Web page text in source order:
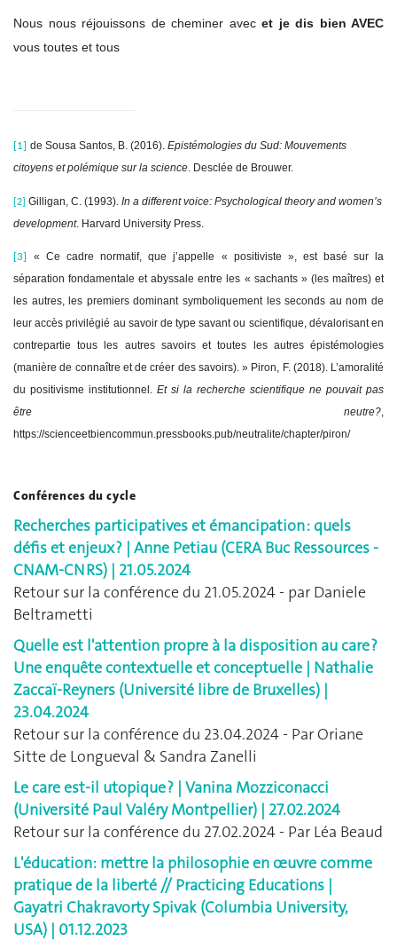
Nous nous réjouissons de cheminer avec et je dis bien AVEC
vous toutes et tous
[1] de Sousa Santos, B. (2016). Epistémologies du Sud: Mouvements
citoyens et polémique sur la science. Desclée de Brouwer.
[2] Gilligan, C. (1993). In a different voice: Psychological theory and women’s
development. Harvard University Press.
[3]
« Ce cadre normatif, que j’appelle « positiviste », est basé sur la
séparation fondamentale et abyssale entre les « sachants » (les maîtres) et
les autres, les premiers dominant symboliquement les seconds au nom de
leur accès privilégié au savoir de type savant ou scientifique, dévalorisant en
contrepartie tous les autres savoirs et toutes les autres épistémologies
(manière de connaître et de créer des savoirs). » Piron, F. (2018). L’amoralité
du positivisme institutionnel. Et si la recherche scientifique ne pouvait pas
être neutre?,
https://scienceetbiencommun.pressbooks.pub/neutralite/chapter/piron/
Conférences du cycle
Recherches participatives et émancipation : quels
défis et enjeux ? | Anne Petiau (CERA Buc Ressources -
CNAM-CNRS) | 21.05.2024
Retour sur la conférence du 21.05.2024 - par Daniele
Beltrametti
Quelle est l'attention propre à la disposition au care ?
Une enquête contextuelle et conceptuelle | Nathalie
Zaccaï-Reyners (Université libre de Bruxelles) |
23.04.2024
Retour sur la conférence du 23.04.2024 - Par Oriane
Sitte de Longueval & Sandra Zanelli
Le care est-il utopique ? | Vanina Mozziconacci
(Université Paul Valéry Montpellier) | 27.02.2024
Retour sur la conférence du 27.02.2024 - Par Léa Beaud
L'éducation: mettre la philosophie en œuvre comme
pratique de la liberté // Practicing Educations |
Gayatri Chakravorty Spivak (Columbia University,
USA) | 01.12.2023